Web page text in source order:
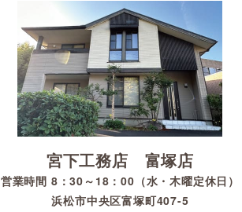
宮下工務店 富塚店
営業時間 8：30～18：00（水・木曜定休日）
浜松市中央区富塚町407-5